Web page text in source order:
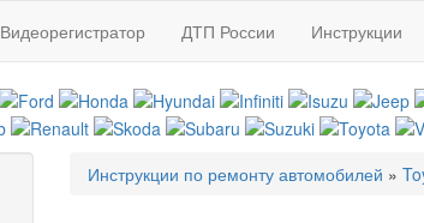
Видеорегистратор ДТП России Инструкции
Вы здесь
Инструкции по ремонту автомобилей »